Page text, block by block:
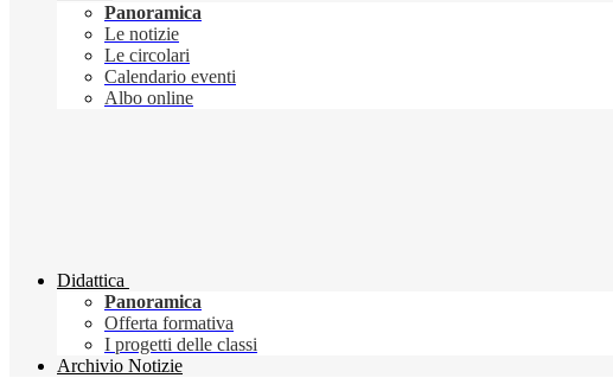
Panoramica
Le notizie
Le circolari
Calendario eventi
Albo online
Didattica
Panoramica
Offerta formativa
I progetti delle classi
Archivio Notizie